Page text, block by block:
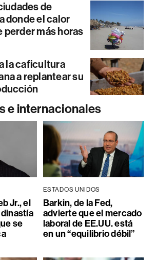
de
donde el calor
perder más horas
la caficultura
a replantear su
e internacionales
Jr., el
se
ESTADOS UNIDOS
Barkin, de la Fed,
advierte que el mercado
laboral de EE.UU. está
en un “equilibrio débil”